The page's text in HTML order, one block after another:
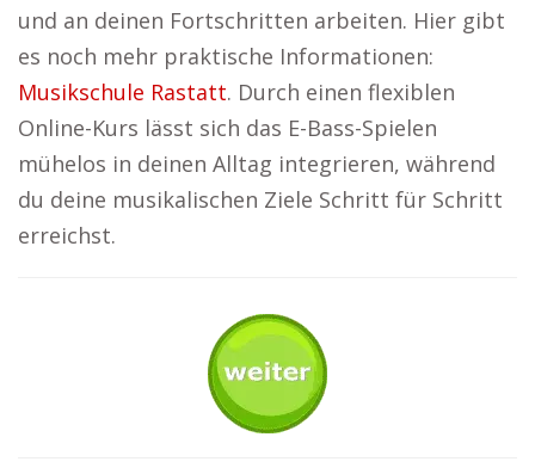
und an deinen Fortschritten arbeiten. Hier gibt
es noch mehr praktische Informationen:
Musikschule Rastatt. Durch einen flexiblen
Online-Kurs lässt sich das E-Bass-Spielen
mühelos in deinen Alltag integrieren, während
du deine musikalischen Ziele Schritt für Schritt
erreichst.